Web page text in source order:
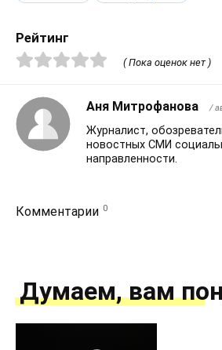
Рейтинг
( Пока оценок нет )
Аня Митрофанова /
Журналист,
новостных СМИ
направленности.
Комментарии 0
Думаем, вам